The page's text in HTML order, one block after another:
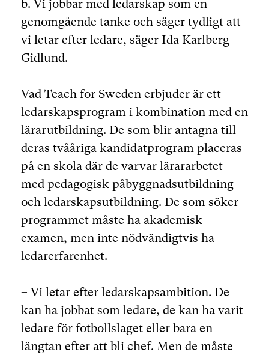
b. Vi jobbar med ledarskap som en
genomgående tanke och säger tydligt att
vi letar efter ledare, säger Ida Karlberg
Gidlund.
Vad Teach for Sweden erbjuder är ett
ledarskapsprogram i kombination med en
lärarutbildning. De som blir antagna till
deras tvååriga kandidatprogram placeras
på en skola där de varvar lärararbetet
med pedagogisk påbyggnadsutbildning
och ledarskapsutbildning. De som söker
programmet måste ha akademisk
examen, men inte nödvändigtvis ha
ledarerfarenhet.
– Vi letar efter ledarskapsambition. De
kan ha jobbat som ledare, de kan ha varit
ledare för fotbollslaget eller bara en
längtan efter att bli chef. Men de måste